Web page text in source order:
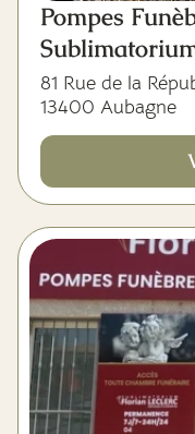
Pompes
81 Rue de la
13400 Aubagne